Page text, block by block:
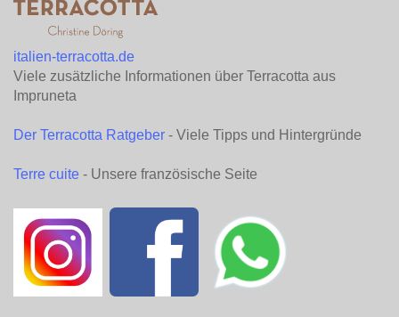
italien-terracotta.de
Viele zusätzliche Informationen über Terracotta aus
Impruneta
Der Terracotta Ratgeber - Viele Tipps und Hintergründe
Terre cuite - Unsere französische Seite